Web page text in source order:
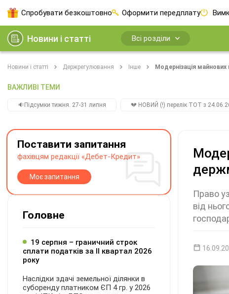
Спробувати безкоштовно Оформити передплату
Новини і статті Всі розділи
Новини і статті Держрегулювання Інше Модернізація
ВАЖЛИВІ ТЕМИ
🔉Підсумки тижня. 27-31 липня 💔 НОВИЙ (!) перелік ТОТ з
Право
від
Поставити запитання
фахівцям редакції «Дебет-Кредит»
Моє запитання
Головне
19 серпня – граничний строк
сплати податків за ІI квартал 2026
року
Наслідки здачі земельної ділянки в
суборенду платником ЄП 4 гр. у 2026